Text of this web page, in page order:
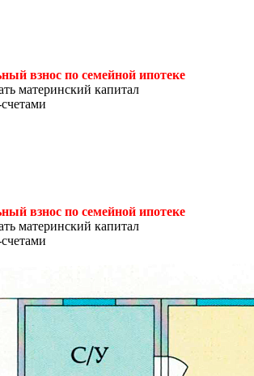
взнос по семейной ипотеке
материнский капитал
взнос по семейной ипотеке
материнский капитал